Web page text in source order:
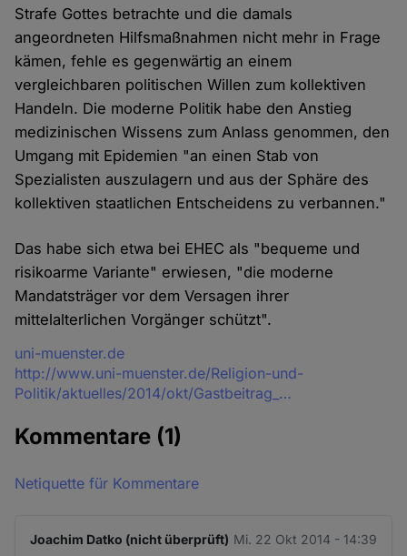
Strafe Gottes betrachte und die damals
angeordneten Hilfsmaßnahmen nicht mehr in Frage
kämen, fehle es gegenwärtig an einem
vergleichbaren politischen Willen zum kollektiven
Handeln. Die moderne Politik habe den Anstieg
medizinischen Wissens zum Anlass genommen, den
Umgang mit Epidemien "an einen Stab von
Spezialisten auszulagern und aus der Sphäre des
kollektiven staatlichen Entscheidens zu verbannen."
Das habe sich etwa bei EHEC als "bequeme und
risikoarme Variante" erwiesen, "die moderne
Mandatsträger vor dem Versagen ihrer
mittelalterlichen Vorgänger schützt".
Quelle
uni-muenster.de
http://www.uni-muenster.de/Religion-und-
Politik/aktuelles/2014/okt/Gastbeitrag_…
Kommentare (1)
Netiquette für Kommentare
Joachim Datko (nicht überprüft) Mi. 22 Okt 2014 - 14:39